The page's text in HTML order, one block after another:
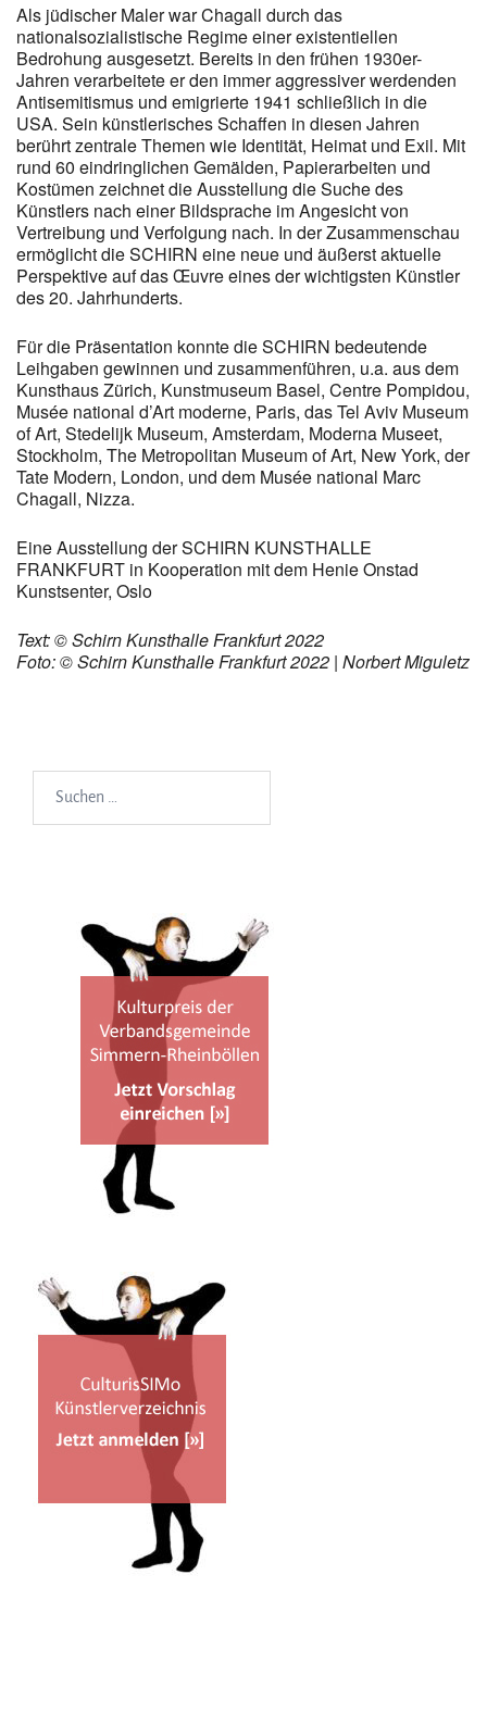
Als jüdischer Maler war Chagall durch das
nationalsozialistische Regime einer existentiellen
Bedrohung ausgesetzt. Bereits in den frühen 1930er-
Jahren verarbeitete er den immer aggressiver werdenden
Antisemitismus und emigrierte 1941 schließlich in die
USA. Sein künstlerisches Schaffen in diesen Jahren
berührt zentrale Themen wie Identität, Heimat und Exil. Mit
rund 60 eindringlichen Gemälden, Papierarbeiten und
Kostümen zeichnet die Ausstellung die Suche des
Künstlers nach einer Bildsprache im Angesicht von
Vertreibung und Verfolgung nach. In der Zusammenschau
ermöglicht die SCHIRN eine neue und äußerst aktuelle
Perspektive auf das Œuvre eines der wichtigsten Künstler
des 20. Jahrhunderts.
Für die Präsentation konnte die SCHIRN bedeutende
Leihgaben gewinnen und zusammenführen, u.a. aus dem
Kunsthaus Zürich, Kunstmuseum Basel, Centre Pompidou,
Musée national d’Art moderne, Paris, das Tel Aviv Museum
of Art, Stedelijk Museum, Amsterdam, Moderna Museet,
Stockholm, The Metropolitan Museum of Art, New York, der
Tate Modern, London, und dem Musée national Marc
Chagall, Nizza.
Eine Ausstellung der SCHIRN KUNST­HALLE
FRANKFURT in Kooperation mit dem Henie Onstad
Kunstsenter, Oslo
Text: © Schirn Kunsthalle Frankfurt 2022
Foto: © Schirn Kunsthalle Frankfurt 2022 | Norbert Miguletz